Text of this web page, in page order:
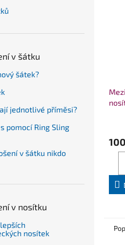
v šátku
šátek?
jednotlivé příměsi?
pomocí Ring Sling
v šátku nikdo
v nosítku
nosítek